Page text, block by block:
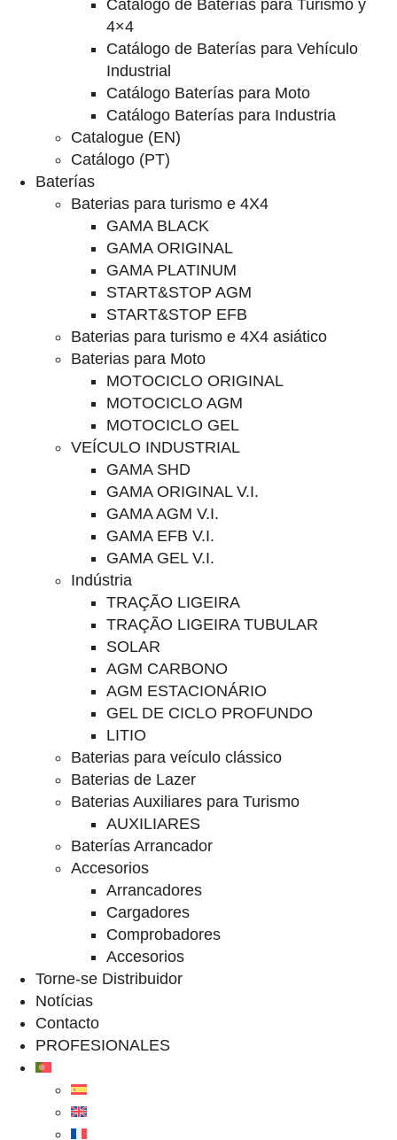
Catalogo de Baterías para Turismo y
4×4
Catálogo de Baterías para Vehículo
Industrial
Catálogo Baterías para Moto
Catálogo Baterías para Industria
Catalogue (EN)
Catálogo (PT)
Baterías
Baterias para turismo e 4X4
GAMA BLACK
GAMA ORIGINAL
GAMA PLATINUM
START&STOP AGM
START&STOP EFB
Baterias para turismo e 4X4 asiático
Baterias para Moto
MOTOCICLO ORIGINAL
MOTOCICLO AGM
MOTOCICLO GEL
VEÍCULO INDUSTRIAL
GAMA SHD
GAMA ORIGINAL V.I.
GAMA AGM V.I.
GAMA EFB V.I.
GAMA GEL V.I.
Indústria
TRAÇÃO LIGEIRA
TRAÇÃO LIGEIRA TUBULAR
SOLAR
AGM CARBONO
AGM ESTACIONÁRIO
GEL DE CICLO PROFUNDO
LITIO
Baterias para veículo clássico
Baterias de Lazer
Baterias Auxiliares para Turismo
AUXILIARES
Baterías Arrancador
Accesorios
Arrancadores
Cargadores
Comprobadores
Accesorios
Torne-se Distribuidor
Notícias
Contacto
PROFESIONALES